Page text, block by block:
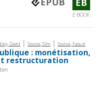
E-BOOK
David | Souissi, Slim | Souissi, Faouzi
: monétisation,
restructuration